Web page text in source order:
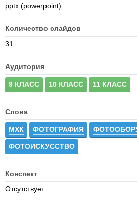
pptx (powerpoint)
Количество слайдов
31
Аудитория
9 КЛАСС 10 КЛАСС 11 КЛАСС
Слова
МХК ФОТОГРАФИЯ
ФОТОИСКУССТВО
Конспект
Отсутствует